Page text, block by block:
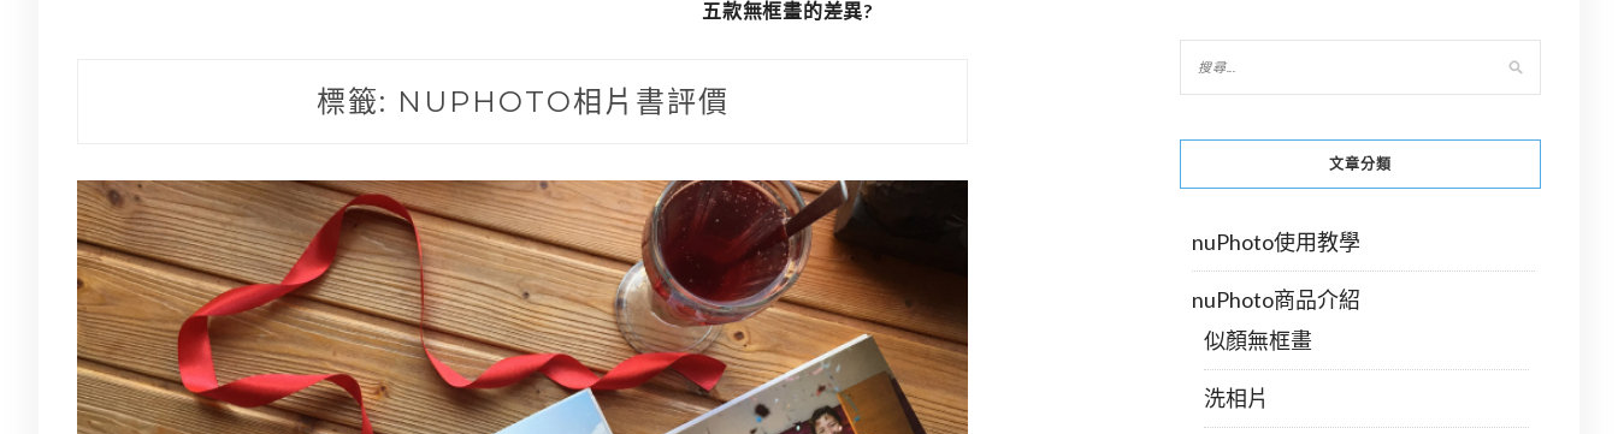
五款無框畫的差異?
標籤: NUPHOTO相片書評價
文章分類
nuPhoto使用教學
nuPhoto商品介紹
似顏無框畫
洗相片